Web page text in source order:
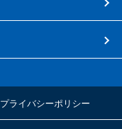
プライバシーポリシー